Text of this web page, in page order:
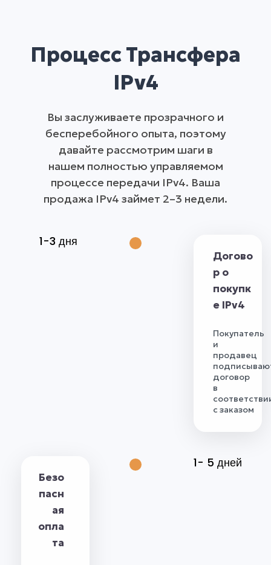
Процесс Трансфера
IPv4
Вы заслуживаете прозрачного и
бесперебойного опыта, поэтому
давайте рассмотрим шаги в
нашем полностью управляемом
процессе передачи IPv4. Ваша
продажа IPv4 займет 2–3 недели.
1-3 дня
Догово
р о
покупк
е IPv4
Покупатель
и
продавец
договор
в
с заказом
Безо
пасн
ая
опла
та
1- 5 дней